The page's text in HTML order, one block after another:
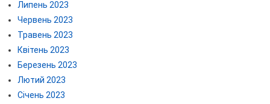
Липень 2023
Червень 2023
Травень 2023
Квітень 2023
Березень 2023
Лютий 2023
Січень 2023